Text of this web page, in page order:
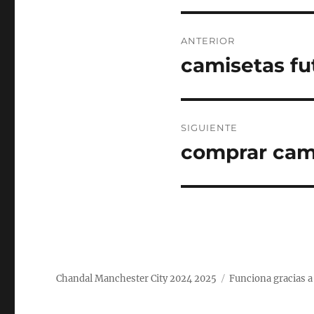
de
ANTERIOR
Entrada
camisetas
SIGUIENTE
Entrada
comprar
Chandal Manchester City 2024 2025 Funciona gracias